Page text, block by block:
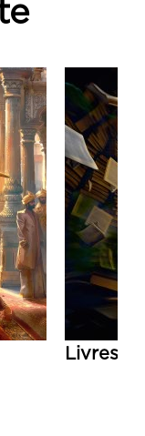
Livres